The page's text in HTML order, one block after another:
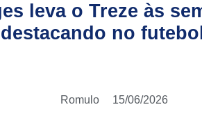
leva o Treze às
no
Romulo 15/06/2026